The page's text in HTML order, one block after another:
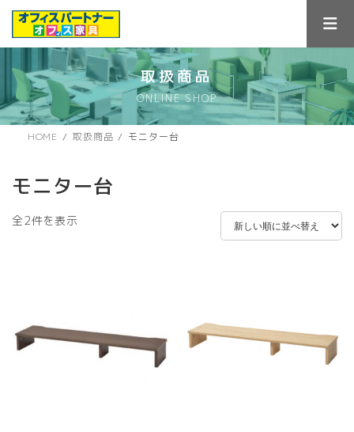
ス
キ
ン
に
取扱商品
ONLINE SHOP
HOME 取扱商品 モニター台
モニター台
全2件を表示